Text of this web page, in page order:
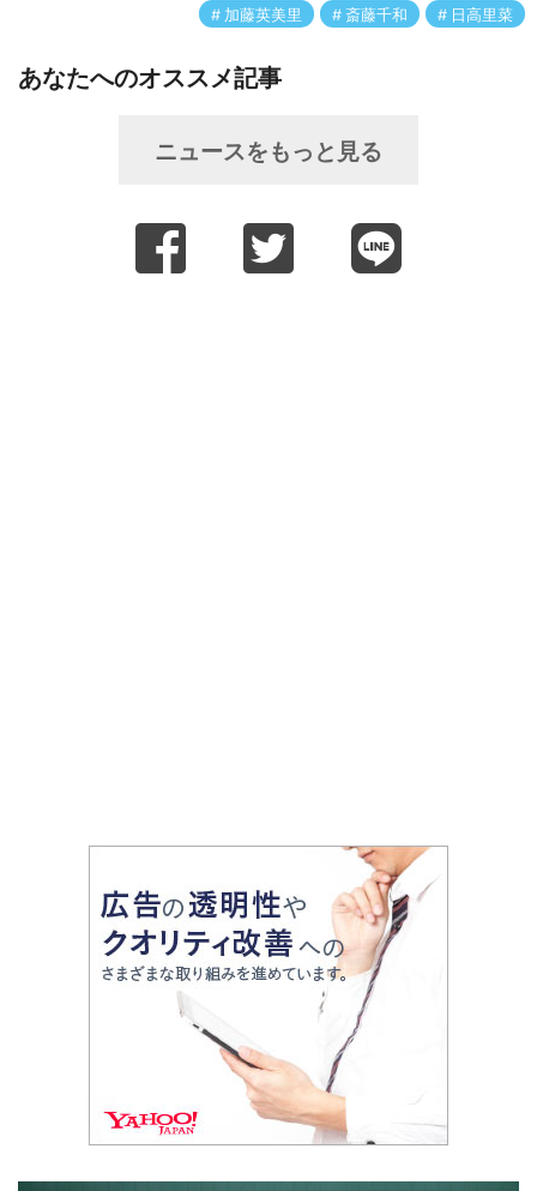
加藤英美里 斎藤千和 日高里菜
あなたへのオススメ記事
ニュースをもっと見る